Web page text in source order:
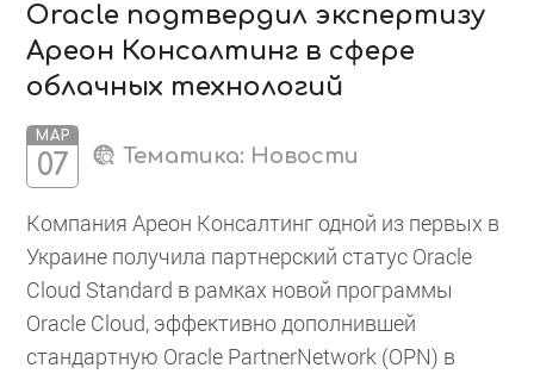
Oracle подтвердил экспертизу
Ареон Консалтинг в сфере
облачных технологий
МАР
07 Тематика: Новости
Компания Ареон Консалтинг одной из первых в
Украине получила партнерский статус Oracle
Cloud Standard в рамках новой программы
Oracle Cloud, эффективно дополнившей
стандартную Oracle PartnerNetwork (OPN) в